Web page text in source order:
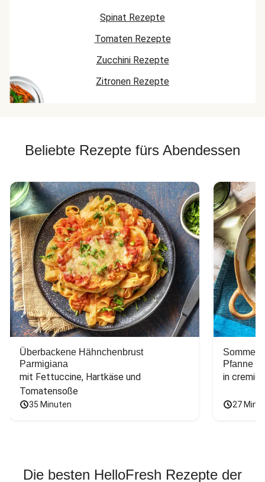
Spinat Rezepte
Tomaten Rezepte
Zucchini Rezepte
Zitronen Rezepte
Beliebte Rezepte fürs Abendessen
Überbackene Hähnchenbrust
Parmigiana
mit Fettuccine, Hartkäse und
Tomatensoße
35 Minuten
Pfanne
in
27
Die besten HelloFresh Rezepte der